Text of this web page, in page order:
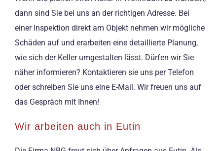
dann sind Sie bei uns an der richtigen Adresse. Bei
einer Inspektion direkt am Objekt nehmen wir mögliche
Schäden auf und erarbeiten eine detaillierte Planung,
wie sich der Keller umgestalten lässt. Dürfen wir Sie
näher informieren? Kontaktieren sie uns per Telefon
oder schreiben Sie uns eine E-Mail. Wir freuen uns auf
das Gespräch mit Ihnen!
Wir arbeiten auch in Eutin